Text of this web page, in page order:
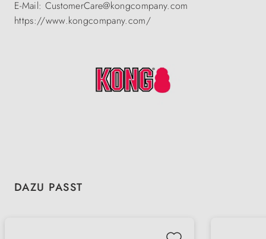
E-Mail: CustomerCare@kongcompany.com
https://www.kongcompany.com/
Produktgalerie überspringen
DAZU PASST